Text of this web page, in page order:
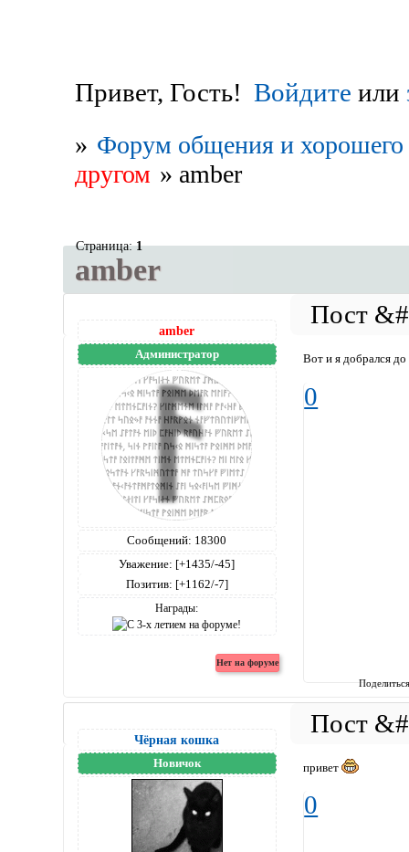
Привет, Гость! Войдите или
» Форум общения и хорошего
другом » amber
amber
Страница:1
amber
Администратор
Сообщений: 18300
Уважение: [+1435/-45]
Позитив: [+1162/-7]
Награды:
Вот и я добрался
0
Чёрная кошка
Новичок привет
0